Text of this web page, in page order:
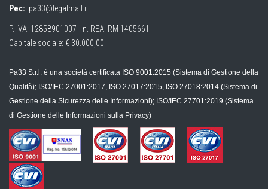
Pec: pa33@legalmail.it
P. IVA: 12858901007 - n. REA: RM 1405661
Capitale sociale: € 30.000,00
Pa33 S.r.l. è una società certificata ISO 9001:2015 (Sistema di Gestione della
Qualità); ISO/IEC 27001:2017, ISO 27017:2015, ISO 27018:2014 (Sistema di
Gestione della Sicurezza delle Informazioni); ISO/IEC 27701:2019 (Sistema
di Gestione delle Informazioni sulla Privacy)